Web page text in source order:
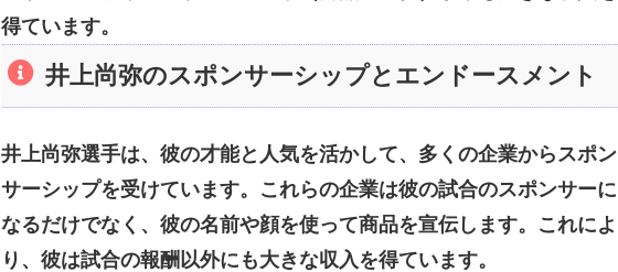
得ています。
井上尚弥のスポンサーシップとエンドースメント
井上尚弥選手は、彼の才能と人気を活かして、多くの企業からスポン
サーシップを受けています。これらの企業は彼の試合のスポンサーに
なるだけでなく、彼の名前や顔を使って商品を宣伝します。これによ
り、彼は試合の報酬以外にも大きな収入を得ています。